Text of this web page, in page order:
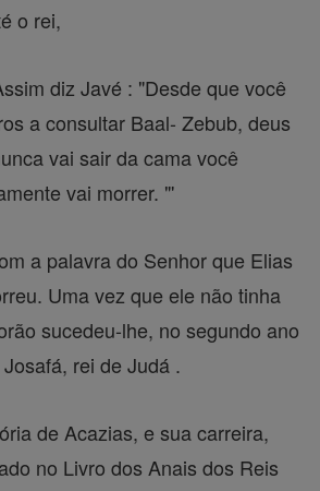
o rei,
diz Javé : "Desde que você
a consultar Baal- Zebub, deus
vai sair da cama você
vai morrer. "'
a palavra do Senhor que Elias
Uma vez que ele não tinha
sucedeu-lhe, no segundo ano
rei de Judá .
de Acazias, e sua carreira,
no Livro dos Anais dos Reis